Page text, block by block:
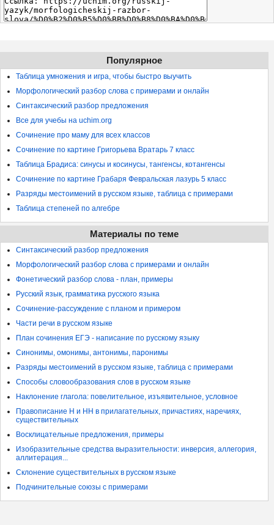
Популярное
Таблица умножения и игра, чтобы быстро выучить
Морфологический разбор слова с примерами и онлайн
Синтаксический разбор предложения
Все для учебы на uchim.org
Сочинение про маму для всех классов
Сочинение по картине Григорьева Вратарь 7 класс
Таблица Брадиса: синусы и косинусы, тангенсы, котангенсы
Сочинение по картине Грабаря Февральская лазурь 5 класс
Разряды местоимений в русском языке, таблица с примерами
Таблица степеней по алгебре
Материалы по теме
Синтаксический разбор предложения
Морфологический разбор слова с примерами и онлайн
Фонетический разбор слова - план, примеры
Русский язык, грамматика русского языка
Сочинение-рассуждение с планом и примером
Части речи в русском языке
План сочинения ЕГЭ - написание по русскому языку
Синонимы, омонимы, антонимы, паронимы
Разряды местоимений в русском языке, таблица с примерами
Способы словообразования слов в русском языке
Наклонение глагола: повелительное, изъявительное, условное
Правописание Н и НН в прилагательных, причастиях, наречиях,
существительных
Восклицательные предложения, примеры
Изобразительные средства выразительности: инверсия, аллегория,
аллитерация...
Склонение существительных в русском языке
Подчинительные союзы с примерами